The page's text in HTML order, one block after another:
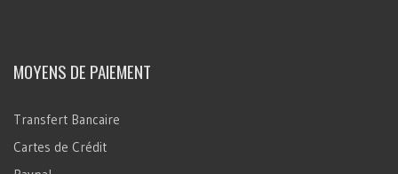
MOYENS DE PAIEMENT
Transfert Bancaire
Cartes de Crédit